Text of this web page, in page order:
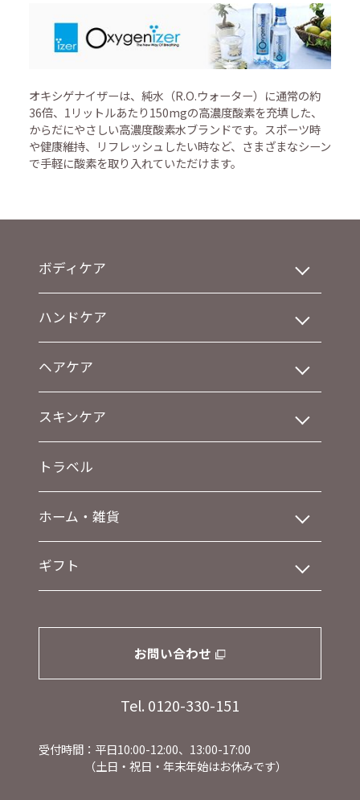
オキシゲナイザーは、純水（R.O.ウォーター）に通常の約
36倍、1リットルあたり150mgの高濃度酸素を充填した、
からだにやさしい高濃度酸素水ブランドです。スポーツ時
や健康維持、リフレッシュしたい時など、さまざまなシーン
で手軽に酸素を取り入れていただけます。
ボディケア
ハンドケア
ヘアケア
スキンケア
トラベル
ホーム・雑貨
ギフト
お問い合わせ
Tel. 0120-330-151
受付時間：平日10:00-12:00、13:00-17:00
（土日・祝日・年末年始はお休みです）